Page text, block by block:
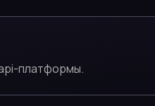
платформы.